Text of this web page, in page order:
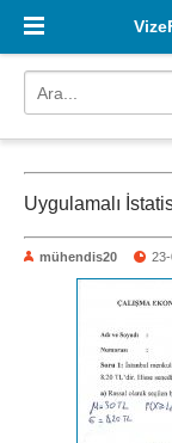
Uygulamalı
mühendis20